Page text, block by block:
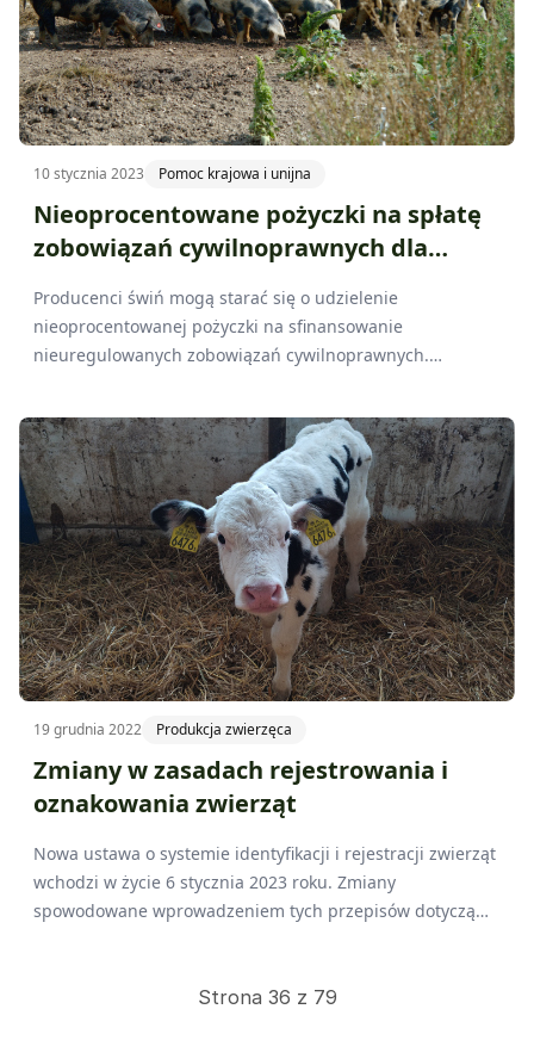
10 stycznia 2023 Pomoc krajowa i unijna
Nieoprocentowane pożyczki na spłatę
zobowiązań cywilnoprawnych dla
Producenci świń mogą starać się o udzielenie
nieoprocentowanej pożyczki na sfinansowanie
nieuregulowanych zobowiązań cywilnoprawnych.
Restrukturyzacji i Modernizacji Rolnictwa właściwych ze
względu na miejsce zamieszkania albo siedzibę
producenta.
19 grudnia 2022 Produkcja zwierzęca
Zmiany w zasadach rejestrowania i
oznakowania zwierząt
Nowa ustawa o systemie identyfikacji i rejestracji zwierząt
wchodzi w życie 6 stycznia 2023 roku. Zmiany
spowodowane wprowadzeniem tych przepisów dotyczą
dokonywania zgłoszeń, a także wyboru środków
Strona 36 z 79